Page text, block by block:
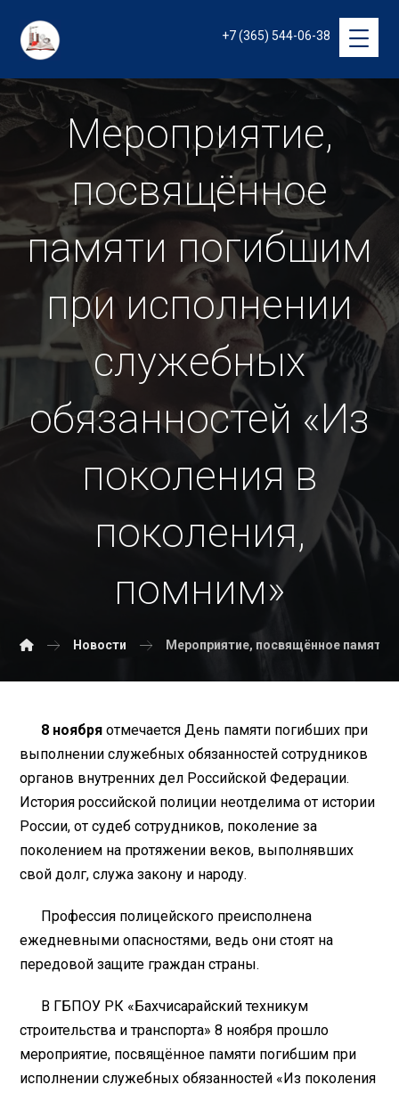
+7 (365) 544-06-38
Мероприятие,
посвящённое
памяти погибшим
при исполнении
служебных
обязанностей «Из
поколения в
поколения,
помним»
Новости Мероприятие, посвящённое памяти
8 ноября отмечается День памяти погибших при
выполнении служебных обязанностей сотрудников
органов внутренних дел Российской Федерации.
История российской полиции неотделима от истории
России, от судеб сотрудников, поколение за
поколением на протяжении веков, выполнявших
свой долг, служа закону и народу.
Профессия полицейского преисполнена
ежедневными опасностями, ведь они стоят на
передовой защите граждан страны.
В ГБПОУ РК «Бахчисарайский техникум
строительства и транспорта» 8 ноября прошло
мероприятие, посвящённое памяти погибшим при
исполнении служебных обязанностей «Из поколения